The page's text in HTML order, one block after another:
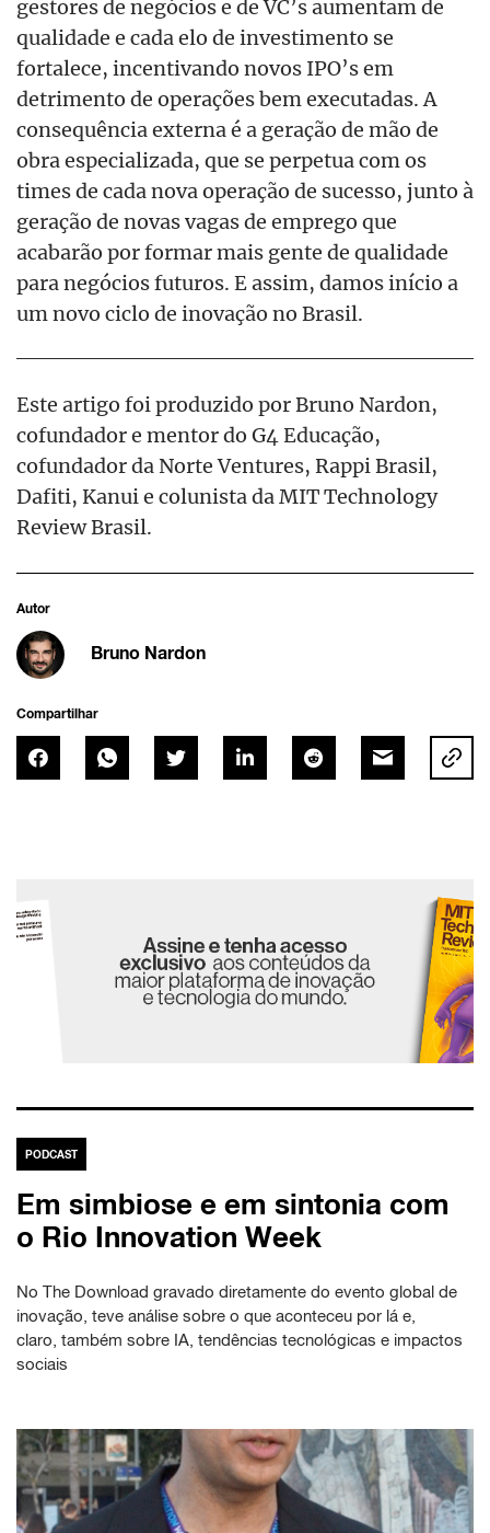
gestores de negócios e de VC’s aumentam de
qualidade e cada elo de investimento se
fortalece, incentivando novos IPO’s em
detrimento de operações bem executadas. A
consequência externa é a geração de mão de
obra especializada, que se perpetua com os
times de cada nova operação de sucesso, junto à
geração de novas vagas de emprego que
acabarão por formar mais gente de qualidade
para negócios futuros. E assim, damos início a
um novo ciclo de inovação no Brasil.
Este artigo foi produzido por Bruno Nardon,
cofundador e mentor do G4 Educação,
cofundador da Norte Ventures, Rappi Brasil,
Dafiti, Kanui e colunista da MIT Technology
Review Brasil.
Autor
Bruno Nardon
Compartilhar
PODCAST
Em simbiose e em sintonia com
o Rio Innovation Week
No The Download gravado diretamente do evento global de
inovação, teve análise sobre o que aconteceu por lá e,
claro, também sobre IA, tendências tecnológicas e impactos
sociais